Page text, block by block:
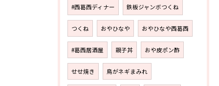
#西葛西ディナー 鉄板ジャンボつくね
つくね おやひなや おやひなや西葛西
#葛西居酒屋 親子丼 おや皮ポン酢
せせ焼き 鳥がネギまみれ